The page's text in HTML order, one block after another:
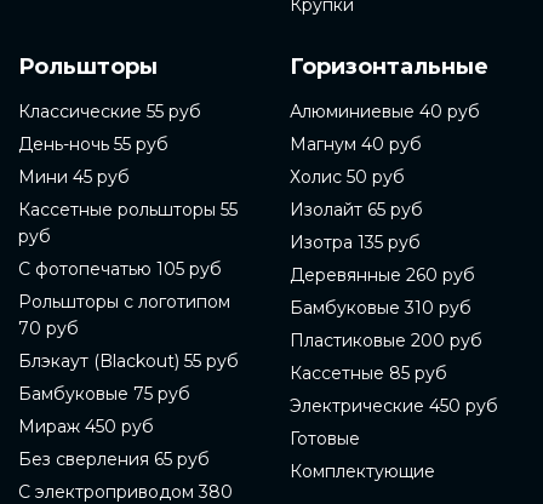
Крупки
Рольшторы
Классические 55 руб
День-ночь 55 руб
Мини 45 руб
Кассетные рольшторы 55
руб
С фотопечатью 105 руб
Рольшторы с логотипом
70 руб
Блэкаут (Blackout) 55 руб
Бамбуковые 75 руб
Мираж 450 руб
Без сверления 65 руб
С электроприводом 380
Горизонтальные
Алюминиевые 40 руб
Магнум 40 руб
Холис 50 руб
Изолайт 65 руб
Изотра 135 руб
Деревянные 260 руб
Бамбуковые 310 руб
Пластиковые 200 руб
Кассетные 85 руб
Электрические 450 руб
Готовые
Комплектующие